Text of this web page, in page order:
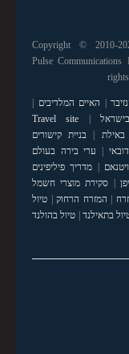
Copyright © 2010-
Pulse
האיים המלדיבים
Travel site
באילת
בניית קישורים
ערי בירה בעולם
מדריך פיליפינים
סקירת מוצרי חשמל
המזרח הרחוק| טיול
בתאילנד| טיול בהולנד